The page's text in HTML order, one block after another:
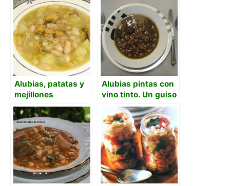
Alubias, patatas y
mejillones
Alubias pintas con
vino tinto. Un guiso